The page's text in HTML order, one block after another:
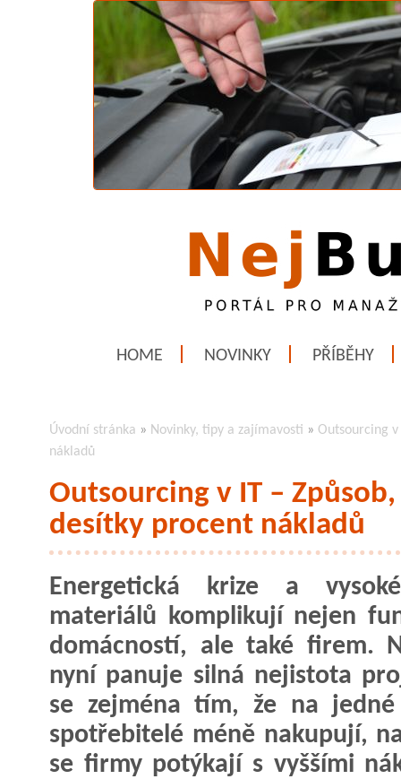
HOME NOVINKY PŘÍBĚHY
Úvodní stránka » Novinky, tipy a zajímavosti » Outsourcing
nákladů
Outsourcing v IT –
desítky procent nákladů
Energetická krize a
materiálů komplikují nejen
domácností, ale také firem.
nyní panuje silná nejistota
se zejména tím, že na jedné
spotřebitelé méně nakupují,
se firmy potýkají s vyššími